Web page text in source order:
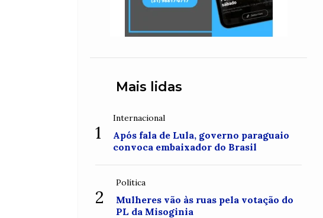
Mais lidas
1
Internacional
Após fala de Lula, governo paraguaio
convoca embaixador do Brasil
2
Política
Mulheres vão às ruas pela votação do
PL da Misoginia